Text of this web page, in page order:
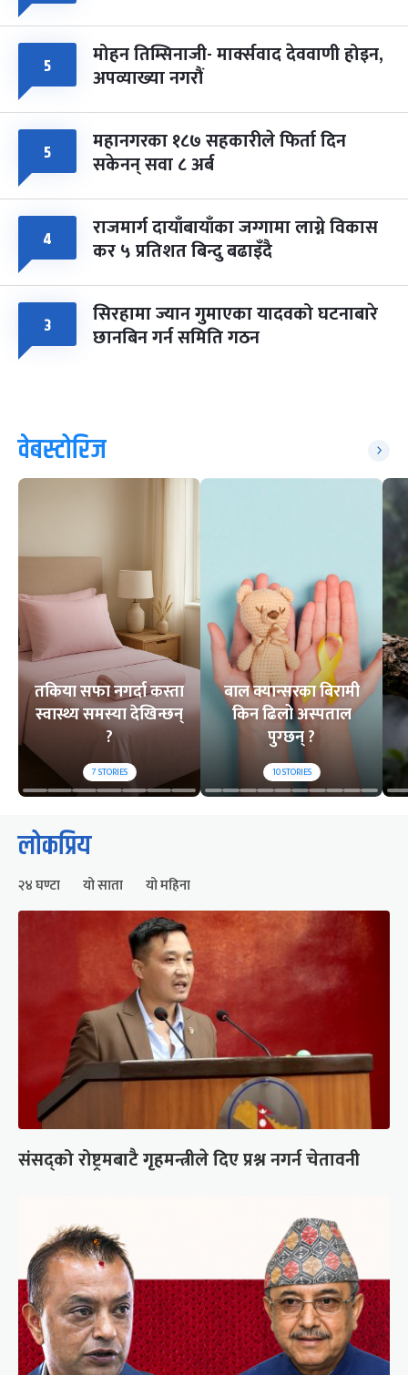
५ मोहन तिम्सिनाजी- मार्क्सवाद देववाणी होइन,
अपव्याख्या नगरौं
५ महानगरका १८७ सहकारीले फिर्ता दिन
सकेनन् सवा ८ अर्ब
४ राजमार्ग दायाँबायाँका जग्गामा लाग्ने विकास
कर ५ प्रतिशत बिन्दु बढाइँदै
३ सिरहामा ज्यान गुमाएका यादवको घटनाबारे
छानबिन गर्न समिति गठन
वेबस्टोरिज
तकिया सफा नगर्दा कस्ता
स्वास्थ्य समस्या देखिन्छन्
?
7STORIES
बाल क्यान्सरका बिरामी
किन ढिलो अस्पताल
पुग्छन् ?
10STORIES
लोकप्रिय
२४ घण्टा यो साता यो महिना
संसद्को रोष्ट्रमबाटै गृहमन्त्रीले दिए प्रश्न नगर्न चेतावनी